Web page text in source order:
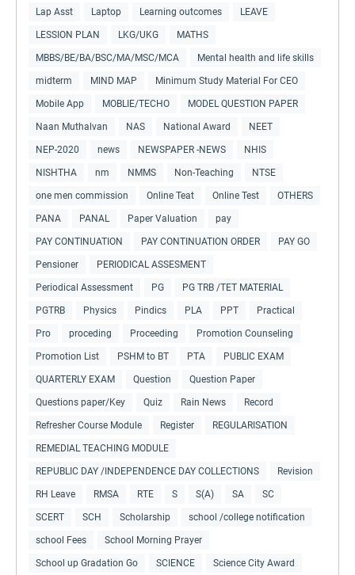
Lap Asst Laptop Learning outcomes LEAVE
LESSION PLAN LKG/UKG MATHS
MBBS/BE/BA/BSC/MA/MSC/MCA Mental health and life skills
midterm MIND MAP Minimum Study Material For CEO
Mobile App MOBLIE/TECHO MODEL QUESTION PAPER
Naan Muthalvan NAS National Award NEET
NEP-2020 news NEWSPAPER -NEWS NHIS
NISHTHA nm NMMS Non-Teaching NTSE
one men commission Online Teat Online Test OTHERS
PANA PANAL Paper Valuation pay
PAY CONTINUATION PAY CONTINUATION ORDER PAY GO
Pensioner PERIODICAL ASSESMENT
Periodical Assessment PG PG TRB /TET MATERIAL
PGTRB Physics Pindics PLA PPT Practical
Pro proceding Proceeding Promotion Counseling
Promotion List PSHM to BT PTA PUBLIC EXAM
QUARTERLY EXAM Question Question Paper
Questions paper/Key Quiz Rain News Record
Refresher Course Module Register REGULARISATION
REMEDIAL TEACHING MODULE
REPUBLIC DAY /INDEPENDENCE DAY COLLECTIONS Revision
RH Leave RMSA RTE S S(A) SA SC
SCERT SCH Scholarship school /college notification
school Fees School Morning Prayer
School up Gradation Go SCIENCE Science City Award